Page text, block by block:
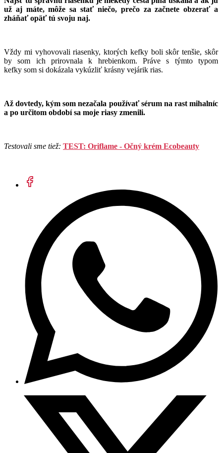
už aj máte, môže sa stať niečo, prečo za začnete obzerať a
zháňať opäť tú svoju naj.
Vždy mi vyhovovali riasenky, ktorých kefky boli skôr tenšie, skôr
by som ich prirovnala k hrebienkom. Práve s týmto typom
kefky som si dokázala vykúzliť krásny vejárik rias.
Až dovtedy, kým som nezačala používať sérum na rast mihalníc
a po určitom období sa moje riasy zmenili.
Testovali sme tiež: TEST: Oriflame - Očný krém Ecobeauty